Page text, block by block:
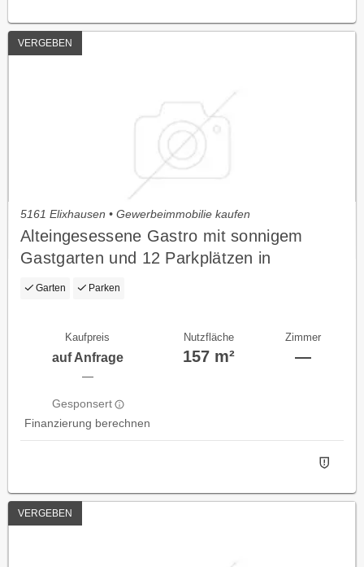
VERGEBEN
5161 Elixhausen • Gewerbeimmobilie kaufen
Alteingesessene Gastro mit sonnigem
Gastgarten und 12 Parkplätzen in
Elixhausen zu verkaufen!
Garten Parken
Kaufpreis
auf Anfrage
—
Gesponsert
Finanzierung berechnen
Nutzfläche
157 m²
Zimmer
—
VERGEBEN